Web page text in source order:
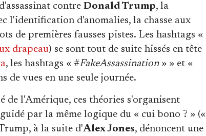
contre Donald Trump, la
l'identification d'anomalies, la chasse aux
de premières fausses pistes. Les hashtags «
drapeau) se sont tout de suite hissés en tête
, les hashtags « #FakeAssassination» » et «
vues en une seule journée.
l'Amérique, ces théories s'organisent
par la même logique du « cui bono ? » («
à la suite d'Alex Jones, dénoncent une